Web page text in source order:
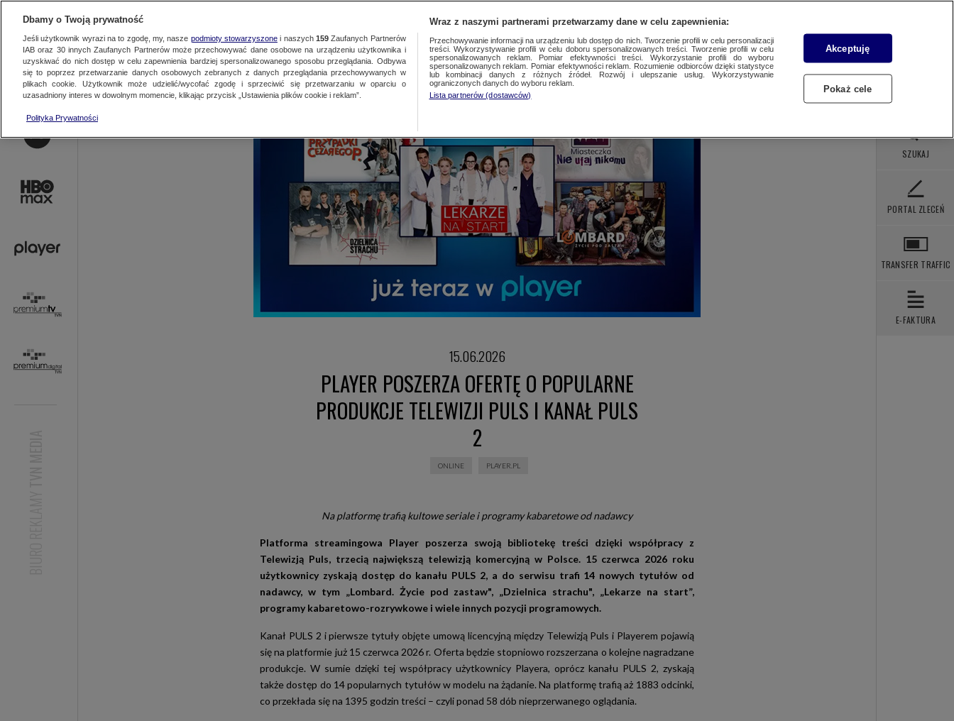
AKTUALNOŚCI MEDIA DO POBRANIA
SZUKAJ
PORTAL ZLECEŃ
TRANSFER TRAFFIC
E-FAKTURA
15.06.2026
PLAYER POSZERZA OFERTĘ O POPULARNE
PRODUKCJE TELEWIZJI PULS I KANAŁ PULS
2
ONLINE PLAYER.PL
Na platformę trafią kultowe seriale i programy kabaretowe od nadawcy
Platforma streamingowa Player poszerza swoją bibliotekę treści dzięki współpracy z
Telewizją Puls, trzecią największą telewizją komercyjną w Polsce. 15 czerwca 2026 roku
użytkownicy zyskają dostęp do kanału PULS 2, a do serwisu trafi 14 nowych tytułów od
nadawcy, w tym „Lombard. Życie pod zastaw", „Dzielnica strachu", „Lekarze na start”,
programy kabaretowo-rozrywkowe i wiele innych pozycji programowych.
Kanał PULS 2 i pierwsze tytuły objęte umową licencyjną między Telewizją Puls i Playerem pojawią
się na platformie już 15 czerwca 2026 r. Oferta będzie stopniowo rozszerzana o kolejne nagradzane
produkcje. W sumie dzięki tej współpracy użytkownicy Playera, oprócz kanału PULS 2, zyskają
także dostęp do 14 popularnych tytułów w modelu na żądanie. Na platformę trafią aż 1883 odcinki,
co przekłada się na 1395 godzin treści – czyli ponad 58 dób nieprzerwanego oglądania.
Dbamy o Twoją prywatność
Jeśli użytkownik wyrazi na to zgodę, my, nasze podmioty stowarzyszonei naszych 159Zaufanych Partnerów
IAB oraz 30innych Zaufanych Partnerów może przechowywać dane osobowe na urządzeniu użytkownika i
uzyskiwać do nich dostęp w celu zapewnienia bardziej spersonalizowanego sposobu przeglądania. Odbywa
się to poprzez przetwarzanie danych osobowych zebranych z danych przeglądania przechowywanych w
plikach cookie. Użytkownik może udzielić/wycofać zgodę i sprzeciwić się przetwarzaniu w oparciu o
uzasadniony interes w dowolnym momencie, klikając przycisk „Ustawienia plików cookie i reklam”.
Polityka Prywatności
Wraz z naszymi partnerami przetwarzamy dane w celu zapewnienia:
Przechowywanie informacji na urządzeniu lub dostęp do nich. Tworzenie profili w celu personalizacji
treści. Wykorzystywanie profili w celu doboru spersonalizowanych treści. Tworzenie profili w celu
spersonalizowanych reklam. Pomiar efektywności treści. Wykorzystanie profili do wyboru
spersonalizowanych reklam. Pomiar efektywności reklam. Rozumienie odbiorców dzięki statystyce
lub kombinacji danych z różnych źródeł. Rozwój i ulepszanie usług. Wykorzystywanie
ograniczonych danych do wyboru reklam.
Lista partnerów (dostawców)
Akceptuję
Pokaż cele